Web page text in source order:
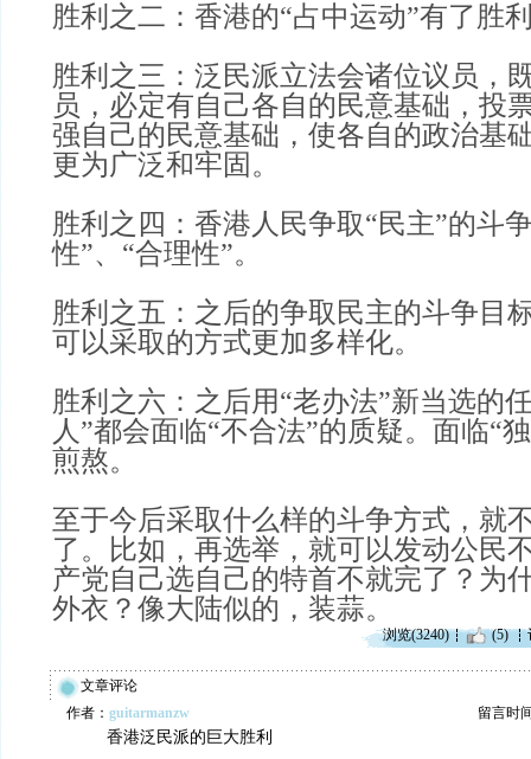
胜利之二：香港的“占中运动”有了胜
胜利之三：泛民派立法会诸位议员，
员，必定有自己各自的民意基础，投
强自己的民意基础，使各自的政治基
更为广泛和牢固。
胜利之四：香港人民争取“民主”的斗
性”、“合理性”。
胜利之五：之后的争取民主的斗争目
可以采取的方式更加多样化。
胜利之六：之后用“老办法”新当选的
人”都会面临“不合法”的质疑。面临“
煎熬。
至于今后采取什么样的斗争方式，就
了。比如，再选举，就可以发动公民
产党自己选自己的特首不就完了？为
外衣？像大陆似的，装蒜。
浏览(3240) (5)
文章评论
作者： guitarmanzw 留言时
香港泛民派的巨大胜利